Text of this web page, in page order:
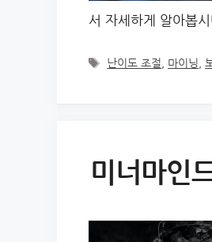
서 자세하게 알아봅시
Tags
난이도 조절 마이닝 ,
미너마인